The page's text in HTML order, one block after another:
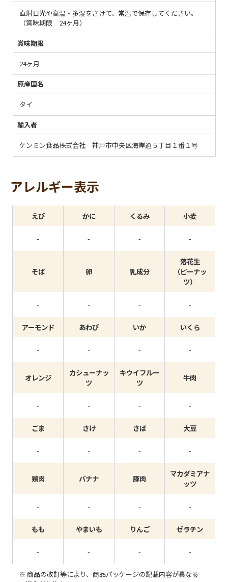
直射日光や高温・多湿をさけて、常温で保存してください。
（賞味期限 24ヶ月）
賞味期限
24ヶ月
原産国名
タイ
輸入者
ケンミン食品株式会社 神戸市中央区海岸通５丁目１番１号
アレルギー表示
えび かに くるみ 小麦
- - - -
そば 卵 乳成分
落花生
（ピーナッ
ツ）
- - - -
アーモンド あわび いか いくら
- - - -
オレンジ
カシューナッ
ツ
キウイフルー
ツ
牛肉
- - - -
ごま さけ さば 大豆
- - - -
鶏肉 バナナ 豚肉
マカダミアナ
ッツ
- - - -
もも やまいも りんご ゼラチン
- - - -
商品の改訂等により、商品パッケージの記載内容が異なる